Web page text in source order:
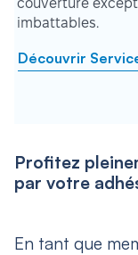
couverture
imbattables.
Découvrir
Profitez
par votre
En tant que